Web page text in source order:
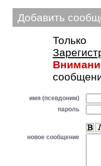
Добавить
Только
имя (псевдоним)
пароль
новое сообщение